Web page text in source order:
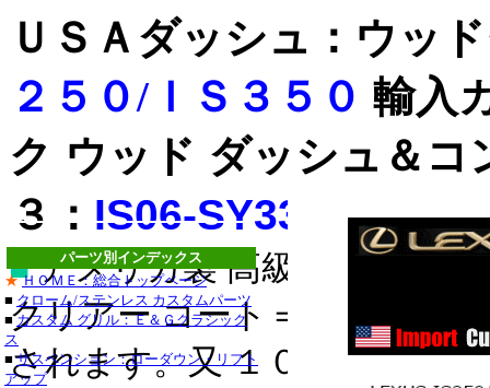
■クライスラー：３
パーツ別インデックス
★ ＨＯＭＥ：総合トップページ
■ クローム/ステンレス カスタムパーツ
■カスタム グリル：Ｅ＆Ｇクラシック
ス
■ サスペンション：ローダウン・リフト
アップ
ＵＳＡダッシュ：ウッ
２５０/ＩＳ３５０ 輸入
ク ウッド ダッシュ＆コ
３： IS06-SY33-WB
■アメリカ製 高級ドレスア
クリアー コート＝表面にキ
されます。又 １００％紫外